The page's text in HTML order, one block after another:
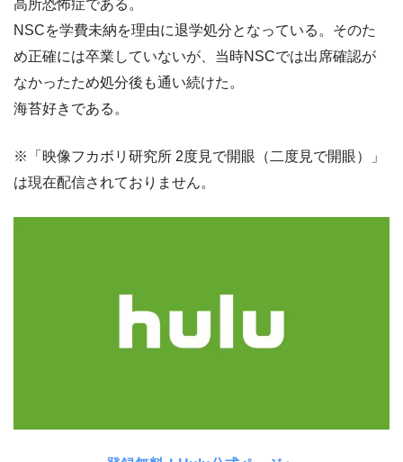
高所恐怖症である。
NSCを学費未納を理由に退学処分となっている。そのた
め正確には卒業していないが、当時NSCでは出席確認が
なかったため処分後も通い続けた。
海苔好きである。
※「映像フカボリ研究所 2度見で開眼（二度見で開眼）」
は現在配信されておりません。